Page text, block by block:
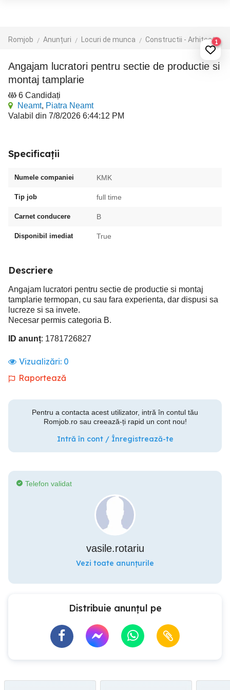
Romjob Anunțuri Locuri de munca Constructii - Arhitectura - Design1
Angajam lucratori pentru sectie de productie si
montaj tamplarie
6 Candidați
Neamt, Piatra Neamt
Valabil din 7/8/2026 6:44:12 PM
Specificații
Numele companiei KMK
Tip job full time
Carnet conducere B
Disponibil imediat True
Descriere
Angajam lucratori pentru sectie de productie si montaj
tamplarie termopan, cu sau fara experienta, dar dispusi sa
lucreze si sa invete.
Necesar permis categoria B.
ID anunț: 1781726827
Vizualizări: 0
Raportează
Pentru a contacta acest utilizator, intră în contul tău
Romjob.ro sau creează-ți rapid un cont nou!
Intră în cont / Înregistrează-te
Telefon validat
vasile.rotariu
Vezi toate anunțurile
Distribuie anunțul pe